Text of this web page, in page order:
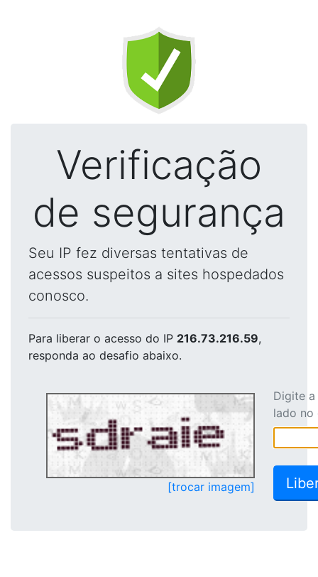
Verificação
de segurança
Seu IP fez diversas tentativas de
acessos suspeitos a sites hospedados
conosco.
Para liberar o acesso do IP 216.73.216.59,
responda ao desafio abaixo.
[trocar imagem]
Digite
lado no